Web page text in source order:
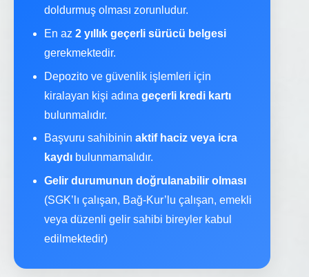
doldurmuş olması zorunludur.
En az 2 yıllık geçerli sürücü belgesi
gerekmektedir.
Depozito ve güvenlik işlemleri için
kiralayan kişi adına geçerli kredi kartı
bulunmalıdır.
Başvuru sahibinin aktif haciz veya icra
kaydı bulunmamalıdır.
Gelir durumunun doğrulanabilir olması
(SGK’lı çalışan, Bağ-Kur’lu çalışan, emekli
veya düzenli gelir sahibi bireyler kabul
edilmektedir)